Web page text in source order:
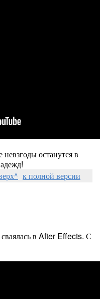
останутся в
к полной версии
в After Effects. С